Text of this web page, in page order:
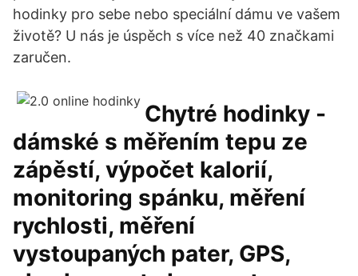
hodinky pro sebe nebo speciální dámu ve vašem
životě? U nás je úspěch s více než 40 značkami
zaručen.
Chytré hodinky -
dámské s měřením tepu ze
zápěstí, výpočet kalorií,
monitoring spánku, měření
rychlosti, měření
vystoupaných pater, GPS,